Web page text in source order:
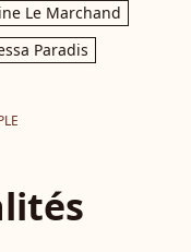
Le Marchand
Paradis